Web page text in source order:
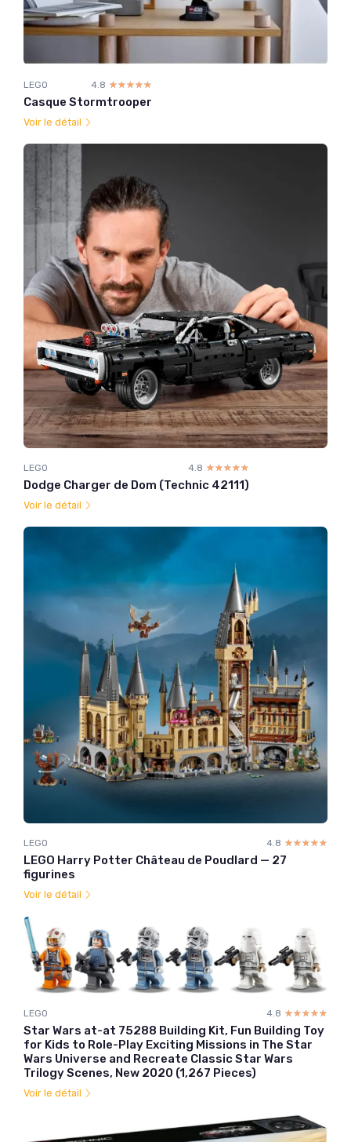
LEGO 4.8 ☆☆☆☆☆
★★★★★
Casque Stormtrooper
Voir le détail
LEGO 4.8 ☆☆☆☆☆
★★★★★
Dodge Charger de Dom (Technic 42111)
Voir le détail
LEGO 4.8 ☆☆☆☆☆
★★★★★
LEGO Harry Potter Château de Poudlard — 27
figurines
Voir le détail
LEGO 4.8 ☆☆☆☆☆
★★★★★
Star Wars at-at 75288 Building Kit, Fun Building Toy
for Kids to Role-Play Exciting Missions in The Star
Wars Universe and Recreate Classic Star Wars
Trilogy Scenes, New 2020 (1,267 Pieces)
Voir le détail